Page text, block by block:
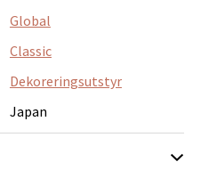
Global
Classic
Dekoreringsutstyr
Japan